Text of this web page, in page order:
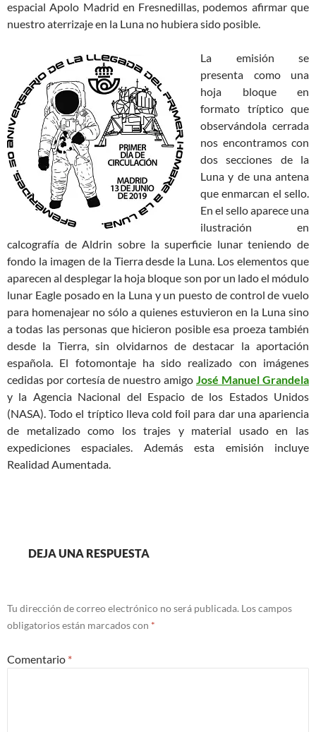
espacial Apolo Madrid en Fresnedillas, podemos afirmar que
nuestro aterrizaje en la Luna no hubiera sido posible.
La emisión se
presenta como una
hoja bloque en
formato tríptico que
observándola cerrada
nos encontramos con
dos secciones de la
Luna y de una antena
que enmarcan el sello.
En el sello aparece una
ilustración en
calcografía de Aldrin sobre la superficie lunar teniendo de
fondo la imagen de la Tierra desde la Luna. Los elementos que
aparecen al desplegar la hoja bloque son por un lado el módulo
lunar Eagle posado en la Luna y un puesto de control de vuelo
para homenajear no sólo a quienes estuvieron en la Luna sino
a todas las personas que hicieron posible esa proeza también
desde la Tierra, sin olvidarnos de destacar la aportación
española. El fotomontaje ha sido realizado con imágenes
cedidas por cortesía de nuestro amigo José Manuel Grandela
y la Agencia Nacional del Espacio de los Estados Unidos
(NASA). Todo el tríptico lleva cold foil para dar una apariencia
de metalizado como los trajes y material usado en las
expediciones espaciales. Además esta emisión incluye
Realidad Aumentada.
DEJA UNA RESPUESTA
Tu dirección de correo electrónico no será publicada. Los campos
obligatorios están marcados con *
Comentario *